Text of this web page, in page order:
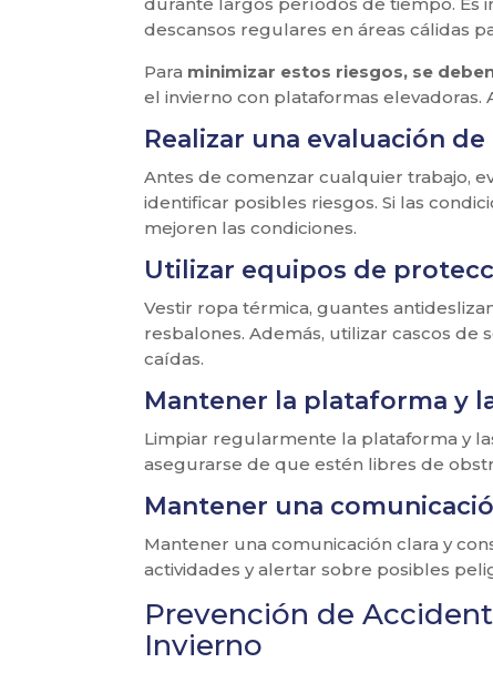
descansos regulares en áreas cálidas
Para minimizar estos riesgos, se
el invierno con plataformas
Realizar una evaluación
Antes de comenzar cualquier trabajo,
identificar posibles riesgos. Si las
mejoren las condiciones.
Utilizar equipos de
Vestir ropa térmica, guantes
resbalones. Además, utilizar cascos
caídas.
Mantener la plataforma y
Limpiar regularmente la plataforma y
asegurarse de que estén libres de
Mantener una
Mantener una comunicación clara y
actividades y alertar sobre posibles
Prevención de
Invierno